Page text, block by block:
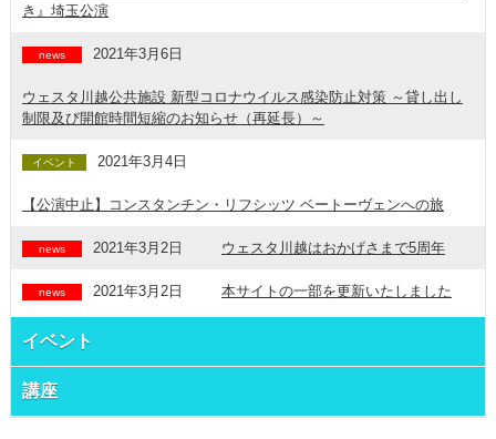
き』埼玉公演
news 2021年3月6日
ウェスタ川越公共施設 新型コロナウイルス感染防止対策 ～貸し出し
制限及び開館時間短縮のお知らせ（再延長）～
イベント 2021年3月4日
【公演中止】コンスタンチン・リフシッツ ベートーヴェンへの旅
news 2021年3月2日 ウェスタ川越はおかげさまで5周年
news 2021年3月2日 本サイトの一部を更新いたしました
イベント
講座